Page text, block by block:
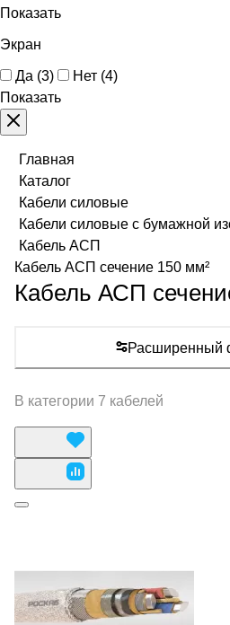
Показать
Экран
Да (3) Нет (4)
Показать
Главная
Каталог
Кабели силовые
Кабели силовые с бумажной
Кабель АСП
Кабель АСП сечение 150 мм²
Кабель АСП
Расширенный
В категории 7 кабелей